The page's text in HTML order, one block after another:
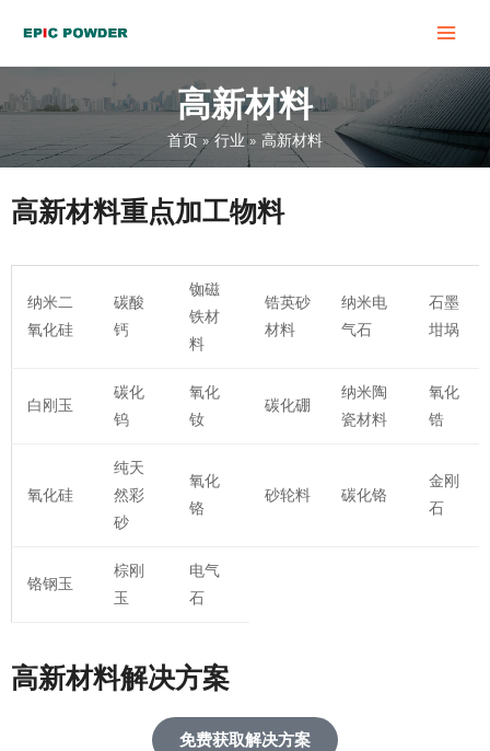
内
高新材料
首页 行业 高新材料
高新材料重点加工物料
纳米二
氧化硅
碳酸
钙
铷磁
铁材
料
锆英砂
材料
纳米电
气石
石墨
坩埚
白刚玉
碳化
钨
氧化
钕
碳化硼
纳米陶
瓷材料
氧化
锆
氧化硅
纯天
然彩
砂
氧化
铬
砂轮料 碳化铬
金刚
石
铬钢玉
棕刚
玉
电气
石
高新材料解决方案
免费获取解决方案